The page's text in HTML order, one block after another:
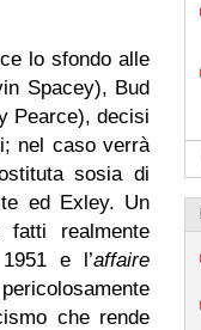
lo sfondo alle
Spacey), Bud
Pearce), decisi
nel caso verrà
sosia di
ed Exley. Un
realmente
e l’affaire
che rende